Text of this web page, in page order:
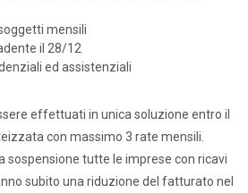
mensili
il 28/12
ed assistenziali
effettuati in unica soluzione entro il
con massimo 3 rate mensili.
sospensione tutte le imprese con ricavi
subito una riduzione del fatturato nel